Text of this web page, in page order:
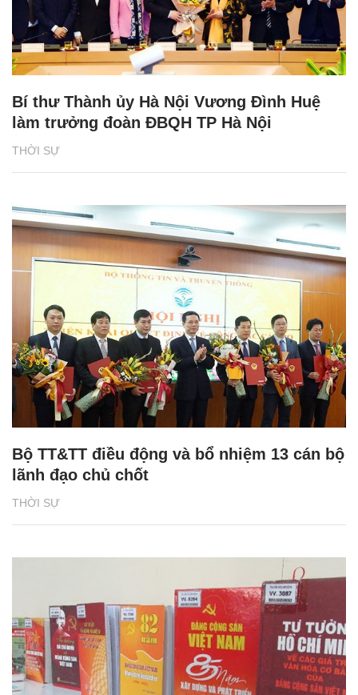
THỜI SỰ
Bí thư Thành ủy Hà Nội Vương Đình Huệ
làm trưởng đoàn ĐBQH TP Hà Nội
THỜI SỰ
Bộ TT&TT điều động và bổ nhiệm 13 cán bộ
lãnh đạo chủ chốt